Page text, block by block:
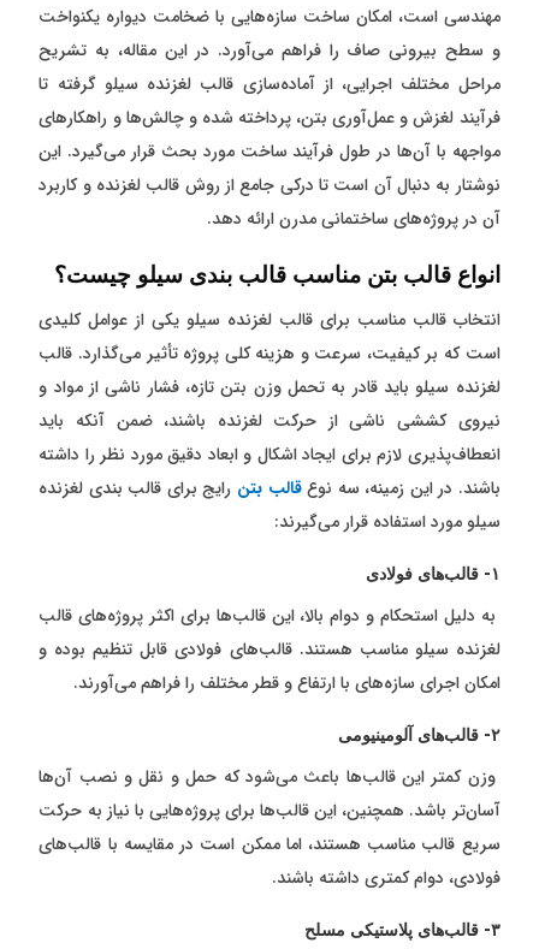
مهندسی است، امکان ساخت سازه‌هایی با ضخامت دیواره یکنواخت
و سطح بیرونی صاف را فراهم می‌آورد. در این مقاله، به تشریح
مراحل مختلف اجرایی، از آماده‌سازی قالب لغزنده سیلو گرفته تا
فرآیند لغزش و عمل‌آوری بتن، پرداخته شده و چالش‌ها و راهکارهای
مواجهه با آن‌ها در طول فرآیند ساخت مورد بحث قرار می‌گیرد. این
نوشتار به دنبال آن است تا درکی جامع از روش قالب لغزنده و کاربرد
آن در پروژه‌های ساختمانی مدرن ارائه دهد.
انواع قالب بتن مناسب قالب بندی سیلو چیست؟
انتخاب قالب مناسب برای قالب لغزنده سیلو یکی از عوامل کلیدی
است که بر کیفیت، سرعت و هزینه کلی پروژه تأثیر می‌گذارد. قالب
لغزنده سیلو باید قادر به تحمل وزن بتن تازه، فشار ناشی از مواد و
نیروی کششی ناشی از حرکت لغزنده باشند، ضمن آنکه باید
انعطاف‌پذیری لازم برای ایجاد اشکال و ابعاد دقیق مورد نظر را داشته
باشند. در این زمینه، سه نوعقالب بتن رایج برای قالب بندی لغزنده
سیلو مورد استفاده قرار می‌گیرند:
۱- قالب‌های فولادی
به دلیل استحکام و دوام بالا، این قالب‌ها برای اکثر پروژه‌های قالب
لغزنده سیلو مناسب هستند. قالب‌های فولادی قابل تنظیم بوده و
امکان اجرای سازه‌های با ارتفاع و قطر مختلف را فراهم می‌آورند.
۲- قالب‌های آلومینیومی
وزن کمتر این قالب‌ها باعث می‌شود که حمل و نقل و نصب آن‌ها
آسان‌تر باشد. همچنین، این قالب‌ها برای پروژه‌هایی با نیاز به حرکت
سریع قالب مناسب هستند، اما ممکن است در مقایسه با قالب‌های
فولادی، دوام کمتری داشته باشند.
۳- قالب‌های پلاستیکی مسلح